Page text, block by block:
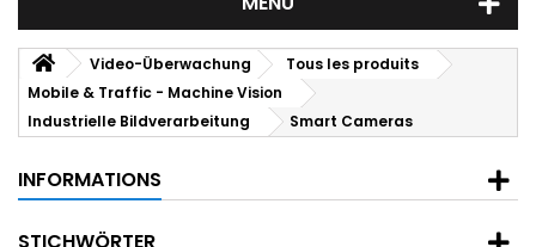
Video-Überwachung
Tous les produits
Mobile & Traffic - Machine Vision
Industrielle Bildverarbeitung
Smart Cameras
INFORMATIONS